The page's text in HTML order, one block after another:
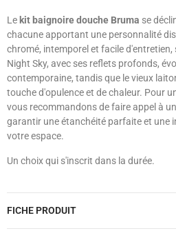
Le kit baignoire douche Bruma se
chacune apportant une personnalité
chromé, intemporel et facile
Night Sky, avec ses reflets profonds,
contemporaine, tandis que le vieux
touche d'opulence et de chaleur. Pour
vous recommandons de faire appel à
garantir une étanchéité parfaite et une
votre espace.
Un choix qui s'inscrit dans la durée.
FICHE PRODUIT